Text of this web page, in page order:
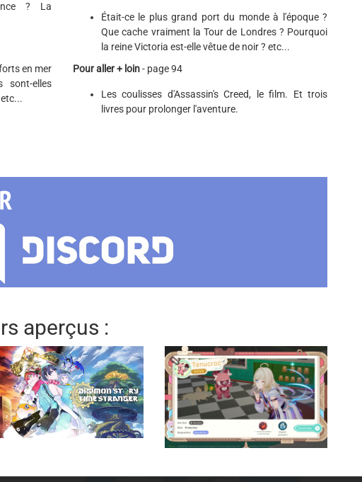
? La
en mer
elles
Était-ce le plus grand port du monde à l'époque ?
Que cache vraiment la Tour de Londres ? Pourquoi
la reine Victoria est-elle vêtue de noir ? etc...
Pour aller + loin- page 94
Les coulisses d'Assassin's Creed, le film. Et trois
livres pour prolonger l'aventure.
aperçus :